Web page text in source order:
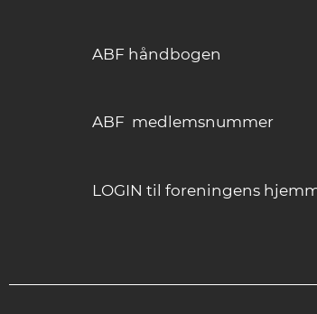
ABF håndbogen
ABF medlemsnummer
LOGIN til foreningens